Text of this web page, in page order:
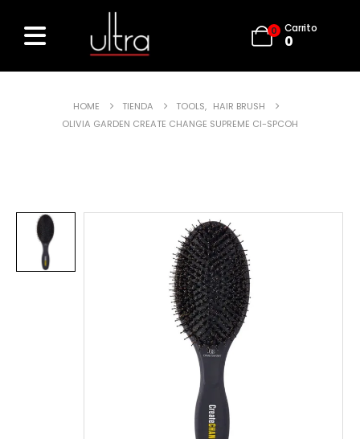
0 Carrito
0
HOME TIENDA TOOLS, HAIR BRUSH
OLIVIA GARDEN CREATE CHANGE SUPREME CI-SPCOH